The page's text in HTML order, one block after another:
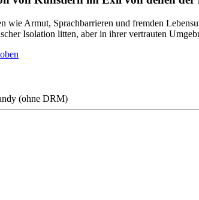
wie Armut, Sprachbarrieren und fremden
Isolation litten, aber in ihrer vertrauten
(ohne DRM)